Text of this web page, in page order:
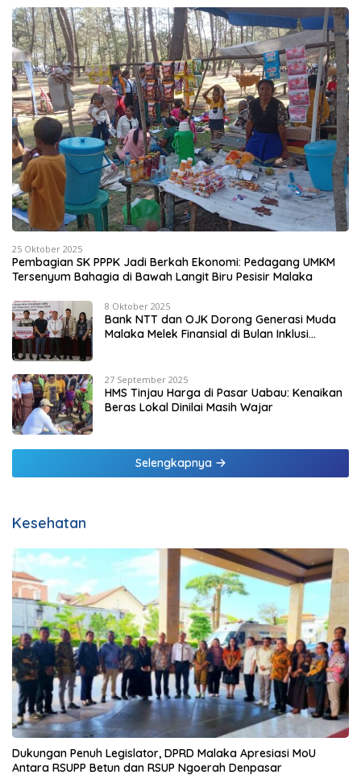
25 Oktober 2025
Pembagian SK PPPK Jadi Berkah Ekonomi: Pedagang UMKM
Tersenyum Bahagia di Bawah Langit Biru Pesisir Malaka
8 Oktober 2025
Bank NTT dan OJK Dorong Generasi Muda
Malaka Melek Finansial di Bulan Inklusi
27 September 2025
HMS Tinjau Harga di Pasar Uabau: Kenaikan
Beras Lokal Dinilai Masih Wajar
Selengkapnya
Kesehatan
Dukungan Penuh Legislator, DPRD Malaka Apresiasi MoU
Antara RSUPP Betun dan RSUP Ngoerah Denpasar